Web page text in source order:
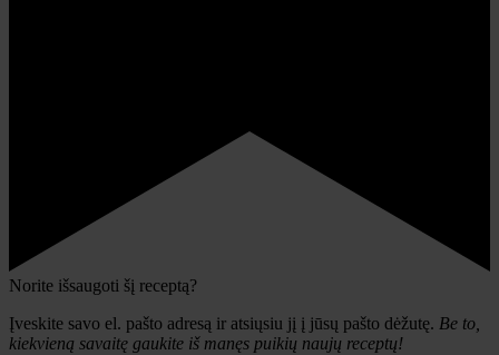
Norite išsaugoti šį receptą?
Įveskite savo el. pašto adresą ir atsiųsiu jį į jūsų pašto dėžutę. Be to,
kiekvieną savaitę gaukite iš manęs puikių naujų receptų!